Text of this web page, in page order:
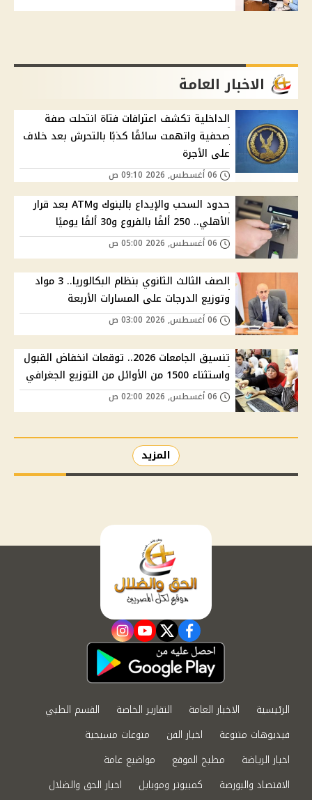
الاخبار العامة
الداخلية تكشف اعترافات فتاة انتحلت صفة
صحفية واتهمت سائقًا كذبًا بالتحرش بعد خلاف
على الأجرة
حدود السحب والإيداع بالبنوك وATM بعد قرار
الأهلي.. 250 ألفًا بالفروع و30 ألفًا يوميًا
الصف الثالث الثانوي بنظام البكالوريا.. 3 مواد
وتوزيع الدرجات على المسارات الأربعة
تنسيق الجامعات 2026.. توقعات انخفاض القبول
واستثناء 1500 من الأوائل من التوزيع الجغرافي
المزيد
facebook
twitter
youtube
instagram
الرئيسية الاخبار العامة التقارير الخاصة
القسم الطبي
فيديوهات متنوعة
اخبار الفن
منوعات مسيحية
اخبار الرياضة
مطبخ الموقع
مواضيع عامة
الاقتصاد والبورصة
كمبيوتر وموبايل اخبار الحق والضلال